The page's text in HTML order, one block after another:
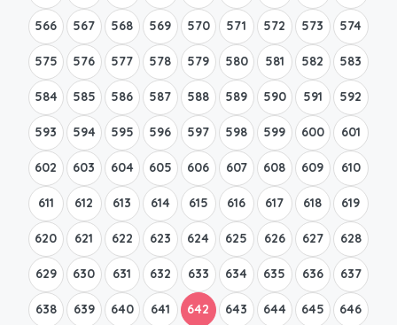
566 567 568 569 570 571 572 573 574
575 576 577 578 579 580 581 582 583
584 585 586 587 588 589 590 591 592
593 594 595 596 597 598 599 600 601
602 603 604 605 606 607 608 609 610
611 612 613 614 615 616 617 618 619
620 621 622 623 624 625 626 627 628
629 630 631 632 633 634 635 636 637
638 639 640 641 642 643 644 645 646